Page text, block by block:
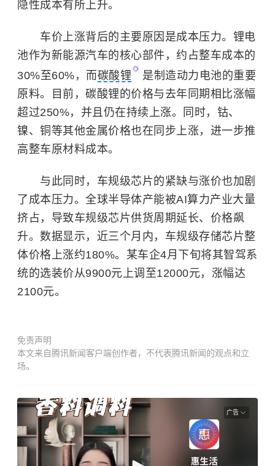
隐性成本有所上升。
车价上涨背后的主要原因是成本压力。锂电
池作为新能源汽车的核心部件，约占整车成本的
30%至60%，而碳酸锂
是制造动力电池的重要
原料。目前，碳酸锂的价格与去年同期相比涨幅
超过250%，并且仍在持续上涨。同时，钴、
镍、铜等其他金属价格也在同步上涨，进一步推
高整车原材料成本。
与此同时，车规级芯片的紧缺与涨价也加剧
了成本压力。全球半导体产能被AI算力产业大量
挤占，导致车规级芯片供货周期延长、价格飙
升。数据显示，近三个月内，车规级存储芯片整
体价格上涨约180%。某车企4月下旬将其智驾系
统的选装价从9900元上调至12000元，涨幅达
2100元。
免责声明
本文来自腾讯新闻客户端创作者，不代表腾讯新闻的观点和立
场。
广告